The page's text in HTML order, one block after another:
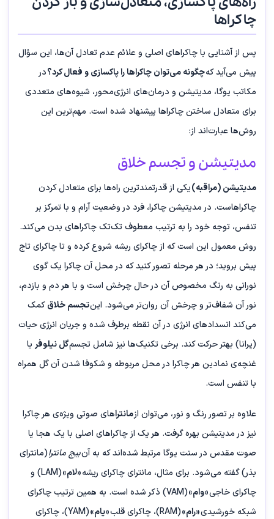
چاکراها
پس از آشنایی با چاکراهای اصلی و علائم عدم تعادل آن‌ها، این سؤال
پیش می‌آید کهچگونه می‌توان چاکراها را پاکسازی و فعال کرد؟در
مکاتب یوگا، مدیتیشن و درمان‌های انرژی‌محور، شیوه‌های متعددی
برای متعادل ساختن چاکراها پیشنهاد شده است. مهم‌ترین این
روش‌ها عبارت‌اند از:
مدیتیشن و تجسم خلاق
مدیتیشن (مراقبه)یکی از قدرتمندترین راه‌ها برای متعادل کردن
چاکراهاست. در مدیتیشن چاکرا، فرد در وضعیت آرام و با تمرکز بر
تنفس، توجه خود را به ترتیب معطوف تک‌تک چاکراهای بدن می‌کند.
روش معمول این است که از چاکرای ریشه شروع کرده و تا چاکرای تاج
پیش بروید؛ در هر مرحله تصور کنید که در محل آن چاکرا یک گوی
نورانی به رنگ مخصوص آن در حال چرخش است و با هر دم و بازدم،
نور آن شفاف‌تر و چرخش آن روان‌تر می‌شود. اینتجسم خلاقکمک
می‌کند انسدادهای انرژی در آن نقطه برطرف شده و جریان انرژی حیات
(پرانا) بهتر حرکت کند. برخی تکنیک‌ها نیز شامل تجسمگل نیلوفریا
غنچه‌ی نمادین هر چاکرا در محل مربوطه و شکوفا شدن آن گل همراه
با تنفس است.
علاوه بر تصور رنگ و نور، می‌توان ازمانتراهای صوتی ویژه‌ی هر چاکرا
نیز در مدیتیشن بهره گرفت. هر یک از چاکراهای اصلی با یک هجا یا
صوت مقدس در سنت یوگا مرتبط شده‌اند که به آنبیج مانترا(مانترای
بذر) گفته می‌شود. برای مثال، مانترای چاکرای ریشه«لام»
(LAM) و
چاکرای خاجی«وام»
(VAM) ذکر شده است. به همین ترتیب چاکرای
شبکه خورشیدی«رام»(RAM)، چاکرای قلب «یام»
(YAM)، چاکرای